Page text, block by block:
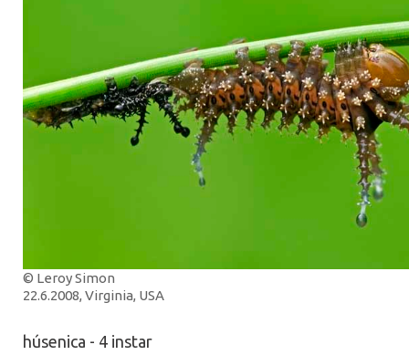
© Leroy Simon
22.6.2008, Virginia, USA
húsenica - 4 instar